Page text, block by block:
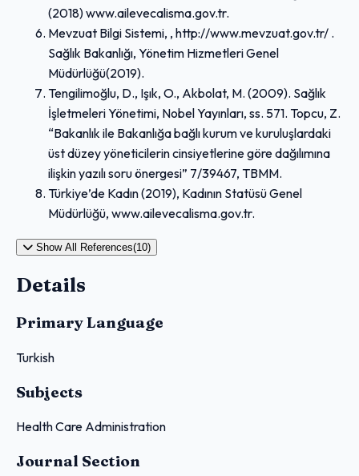
(2018) www.ailevecalisma.gov.tr.
Mevzuat Bilgi Sistemi, , http://www.mevzuat.gov.tr/ .
Sağlık Bakanlığı, Yönetim Hizmetleri Genel
Müdürlüğü(2019).
Tengilimoğlu, D., Işık, O., Akbolat, M. (2009). Sağlık
İşletmeleri Yönetimi, Nobel Yayınları, ss. 571. Topcu, Z.
“Bakanlık ile Bakanlığa bağlı kurum ve kuruluşlardaki
üst düzey yöneticilerin cinsiyetlerine göre dağılımına
ilişkin yazılı soru önergesi” 7/39467, TBMM.
Türkiye’de Kadın (2019), Kadının Statüsü Genel
Müdürlüğü, www.ailevecalisma.gov.tr.
Show All References(10)
Details
Primary Language
Turkish
Subjects
Health Care Administration
Journal Section